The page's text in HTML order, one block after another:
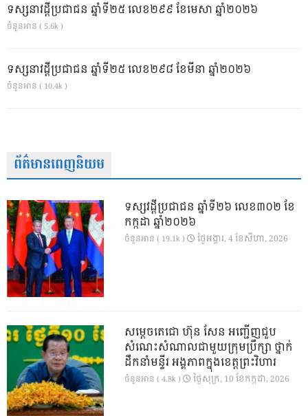
ទស្សនាវដ្ដីប្រជាជន ឆ្នាំទី២៥ លេខ២៩៩ ខែមេសា ឆ្នាំ២០២៦
ចំនួនអាន ( 5.6k )
ទស្សនាវដ្ដីប្រជាជន ឆ្នាំទី២៥ លេខ២៩៨ ខែមីនា ឆ្នាំ២០២៦
ចំនួនអាន ( 10.4k )
ព័ត៌មានពេញនិយម
ទស្សវដ្តីប្រជាជន ឆ្នាំទី២៦ លេខ៣០២ ខែ
កក្កដា ឆ្នាំ២០២៦
ចំនួនអាន ( 19.1k ) ថ្ងៃ​អង្គារ, 4 ខែ​សីហា, 2026
សម្តេចតេជោ ហ៊ុន សែន អញ្ជើញជួប
សំណេះសំណាលជាមួយក្រុមប្រឹក្សា ថ្នាក់
ដឹកនាំមន្ទីរ អង្គភាពក្នុងខេត្តព្រះវិហារ
ចំនួនអាន ( 4.8k ) ថ្ងៃ​សុក្រ, 10 ខែ​កក្កដា, 2026